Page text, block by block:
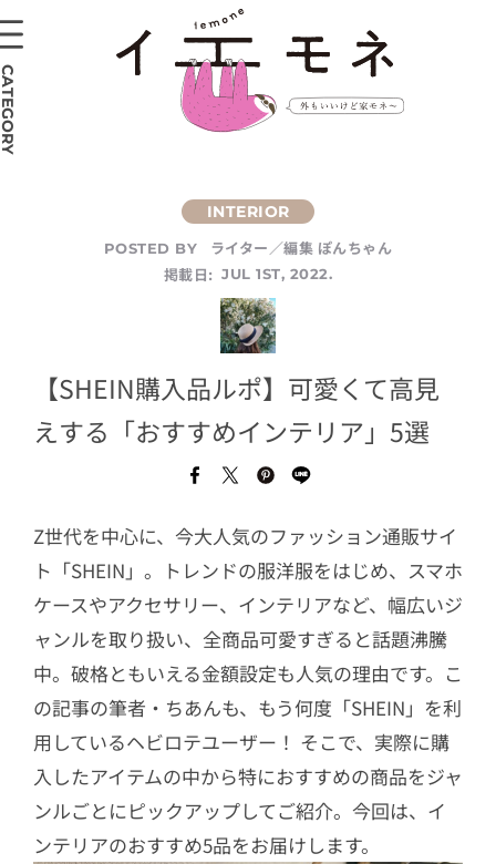
POSTED BY
ライター／編集 ぽんちゃん
掲載日: JUL 1ST, 2022.
【SHEIN購入品ルポ】可愛くて高見
えする「おすすめインテリア」5選
Z世代を中心に、今大人気のファッション通販サイ
ト「SHEIN」。トレンドの服洋服をはじめ、スマホ
ケースやアクセサリー、インテリアなど、幅広いジ
ャンルを取り扱い、全商品可愛すぎると話題沸騰
中。破格ともいえる金額設定も人気の理由です。こ
の記事の筆者・ちあんも、もう何度「SHEIN」を利
用しているヘビロテユーザー！ そこで、実際に購
入したアイテムの中から特におすすめの商品をジャ
ンルごとにピックアップしてご紹介。今回は、イ
ンテリアのおすすめ5品をお届けします。